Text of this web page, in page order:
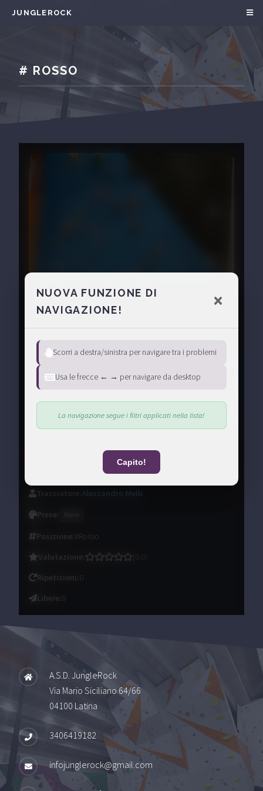
JUNGLEROCK
# ROSSO
NUOVA FUNZIONE DI
NAVIGAZIONE!
Scorri a destra/sinistra per navigare tra i problemi
Usa le frecce ← → per navigare da desktop
La navigazione segue i filtri applicati nella lista!
Capito!
Certificato
Tracciatore Alessandro Melli
Prese Nere
Posizione #Rosso
Valutazione
Ripetizioni 0
Libere 0
A.S.D. JungleRock
Via Mario Siciliano 64/66
04100 Latina
3406419182
infojunglerock@gmail.com